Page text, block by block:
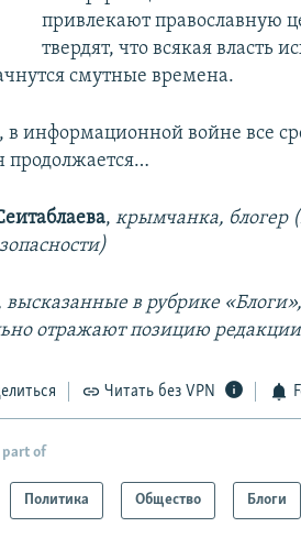
привлекают православную
твердят, что всякая власть
смутные времена.
информационной войне все
продолжается…
,крымчанка, блогер
в рубрике
отражают позицию редакции
Читать без VPN
part of
Политика Общество Блоги